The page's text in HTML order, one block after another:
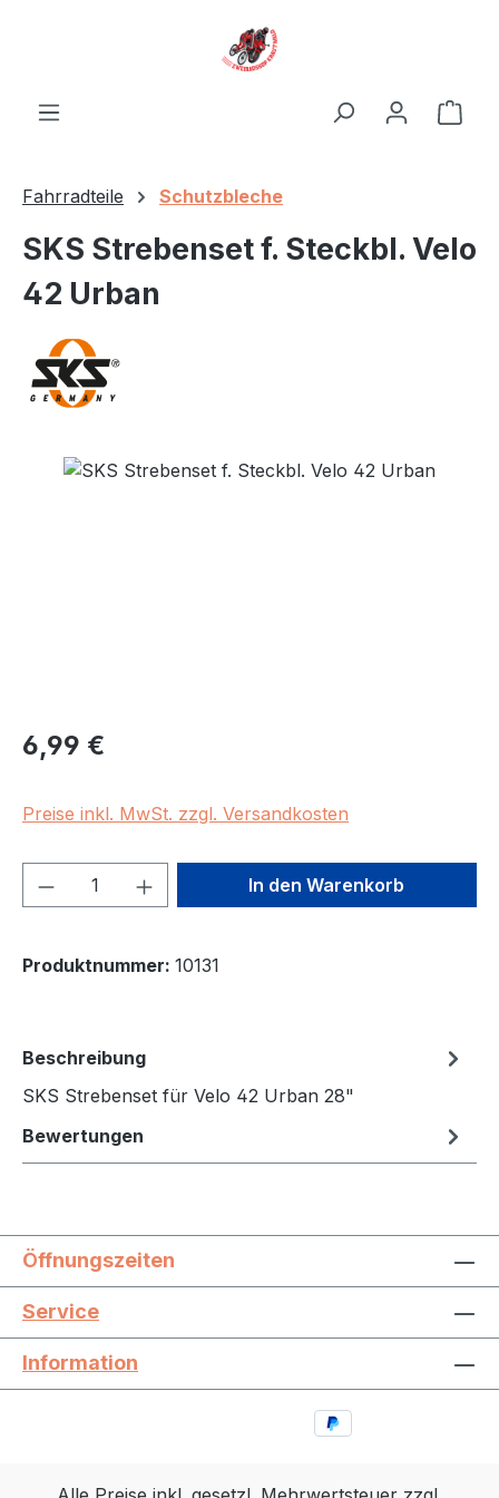
Fahrradteile Schutzbleche
SKS Strebenset f. Steckbl. Velo
42 Urban
Bildergalerie überspringen
Regulärer Preis:
6,99 €
Preise inkl. MwSt. zzgl. Versandkosten
Produkt Anzahl: Gib denIn den Warenkorb
Produktnummer: 10131
Beschreibung
SKS Strebenset für Velo 42 Urban 28"
Bewertungen
Öffnungszeiten
Service
Information